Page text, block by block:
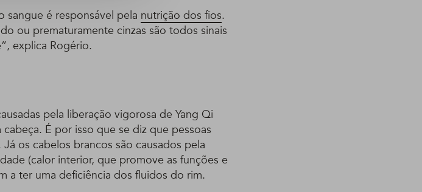
sangue é responsável pela nutrição dos fios.
ou prematuramente cinzas são todos sinais
explica Rogério.
pela liberação vigorosa de Yang Qi
É por isso que se diz que pessoas
os cabelos brancos são causados pela
(calor interior, que promove as funções e
a ter uma deficiência dos fluidos do rim.